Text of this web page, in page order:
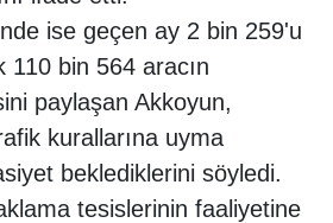
ise geçen ay 2 bin 259'u
110 bin 564 aracın
paylaşan Akkoyun,
kurallarına uyma
beklediklerini söyledi.
tesislerinin faaliyetine